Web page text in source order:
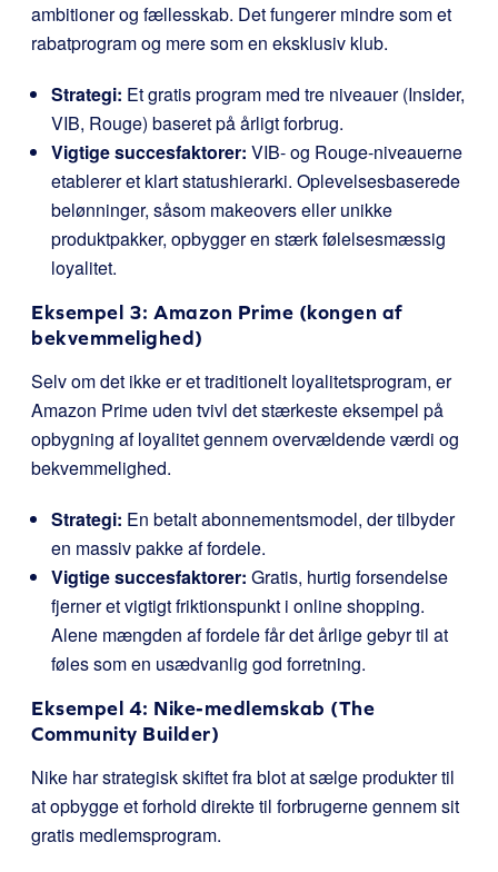
ambitioner og fællesskab. Det fungerer mindre som et
rabatprogram og mere som en eksklusiv klub.
Strategi: Et gratis program med tre niveauer (Insider,
VIB, Rouge) baseret på årligt forbrug.
Vigtige succesfaktorer: VIB- og Rouge-niveauerne
etablerer et klart statushierarki. Oplevelsesbaserede
belønninger, såsom makeovers eller unikke
produktpakker, opbygger en stærk følelsesmæssig
loyalitet.
Eksempel 3: Amazon Prime (kongen af
bekvemmelighed)
Selv om det ikke er et traditionelt loyalitetsprogram, er
Amazon Prime uden tvivl det stærkeste eksempel på
opbygning af loyalitet gennem overvældende værdi og
bekvemmelighed.
Strategi: En betalt abonnementsmodel, der tilbyder
en massiv pakke af fordele.
Vigtige succesfaktorer: Gratis, hurtig forsendelse
fjerner et vigtigt friktionspunkt i online shopping.
Alene mængden af fordele får det årlige gebyr til at
føles som en usædvanlig god forretning.
Eksempel 4: Nike-medlemskab (The
Community Builder)
Nike har strategisk skiftet fra blot at sælge produkter til
at opbygge et forhold direkte til forbrugerne gennem sit
gratis medlemsprogram.